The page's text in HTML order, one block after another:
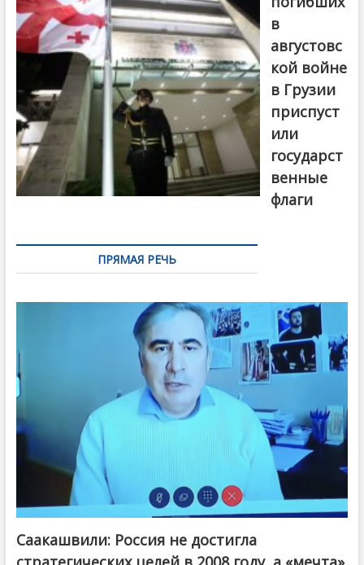
в
августовс
кой войне
в Грузии
приспуст
или
государст
венные
флаги
ПРЯМАЯ РЕЧЬ
Саакашвили: Россия не достигла